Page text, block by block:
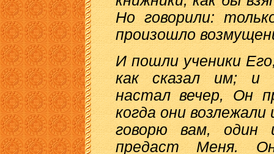
Но говорили:
произошло
И пошли ученики
как сказал им; и
настал вечер, Он
когда они
говорю вам,
предаст Меня.